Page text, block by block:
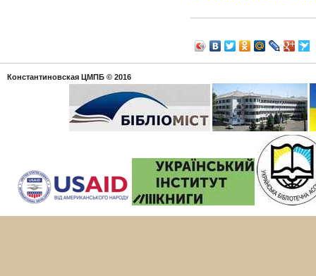
Константиновская ЦМПБ © 2016